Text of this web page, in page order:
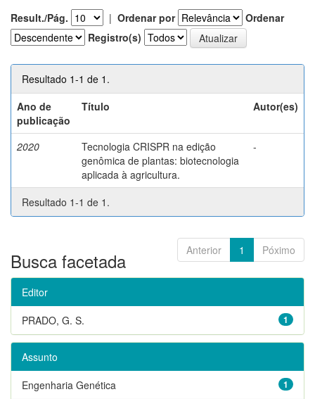
Result./Pág. | Ordenar por
Ordenar
Registro(s)
Resultado 1-1 de 1.
Ano de
publicação
Título Autor(es)
2020
Tecnologia CRISPR na edição
genômica de plantas: biotecnologia
aplicada à agricultura.
-
Resultado 1-1 de 1.
Anterior 1 Póximo
Busca facetada
Editor
1
PRADO, G. S.
Assunto
1
Engenharia Genética